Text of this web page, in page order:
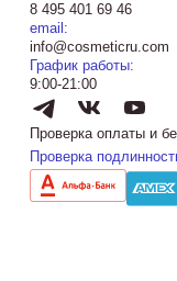
8 495 401 69 46
email:
info@cosmeticru.com
График работы:
9:00-21:00
Проверка оплаты и
Проверка